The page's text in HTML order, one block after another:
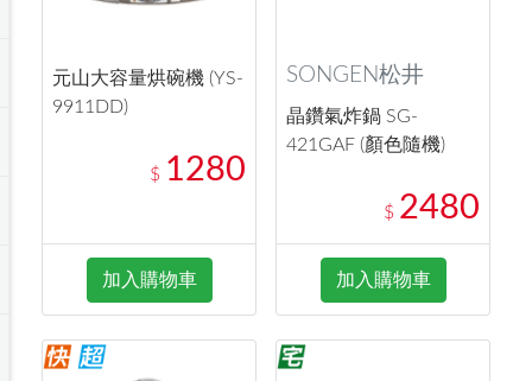
元山大容量烘碗機 (YS-
9911DD)
$ 1280
加入購物車
SONGEN松井
晶鑽氣炸鍋 SG-
421GAF (顏色隨機)
$ 2480
加入購物車